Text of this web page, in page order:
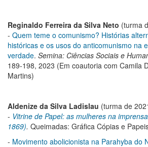
Reginaldo Ferreira da Silva Neto (turma
- Quem teme o comunismo? Histórias
históricas e os usos do anticomunismo na
verdade. Semina: Ciências Sociais e
189-198, 2023 (Em coautoria com Camila
Martins)
Aldenize da Silva Ladislau (turma de
- Vitrine de Papel: as mulheres na
1869). Queimadas: Gráfica Cópias e
- Movimento abolicionista na Parahyba do